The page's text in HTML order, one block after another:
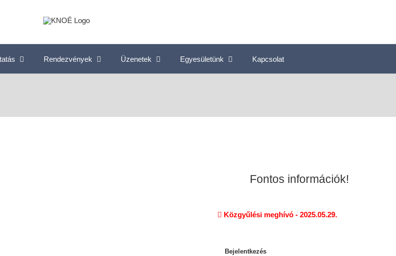
Rendezvények Üzenetek Egyesületünk Kapcsolat
Fontos információk!
Közgyűlési meghívó - 2025.05.29.
Bejelentkezés